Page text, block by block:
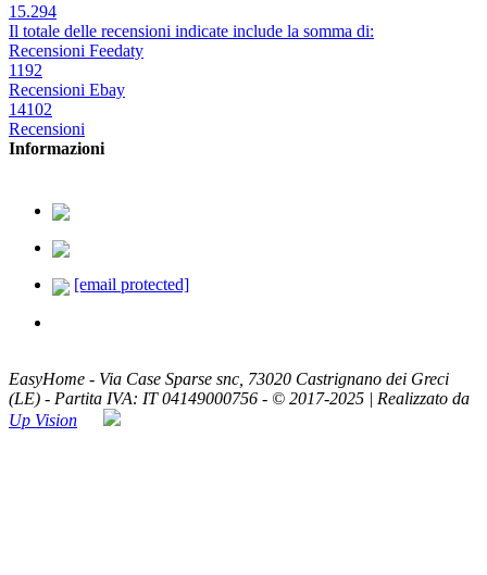
15.294
Il totale delle recensioni indicate include la somma di:
Recensioni Feedaty
1192
Recensioni Ebay
14102
Recensioni
Informazioni
[email protected]
EasyHome - Via Case Sparse snc, 73020 Castrignano dei Greci
(LE) - Partita IVA: IT 04149000756 - © 2017-2025 | Realizzato da
Up Vision